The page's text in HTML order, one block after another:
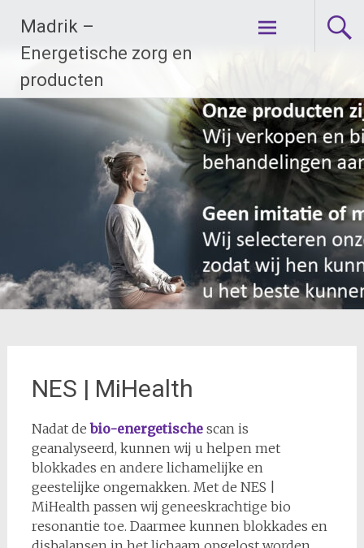
naarMadrik –
Energetische zorg en
producten
NES | MiHealth
Nadat de bio-energetische scan is
geanalyseerd, kunnen wij u helpen met
blokkades en andere lichamelijke en
geestelijke ongemakken. Met de NES |
MiHealth passen wij geneeskrachtige bio
resonantie toe. Daarmee kunnen blokkades en